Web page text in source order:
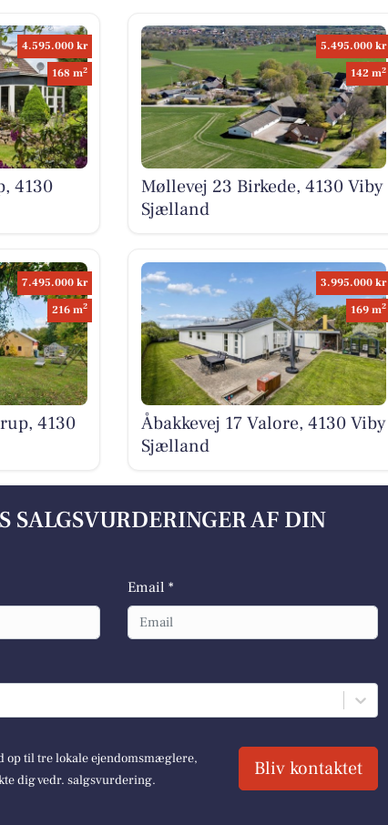
4.595.000 kr
168 m2
4130
5.495.000 kr
142 m2
Møllevej 23 Birkede, 4130 Viby
Sjælland
7.495.000 kr
216 m2
4130
3.995.000 kr
169 m2
Åbakkevej 17 Valore, 4130 Viby
Sjælland
SALGSVURDERINGER AF DIN
Email *
op til tre lokale ejendomsmæglere,
dig vedr. salgsvurdering.
Bliv kontaktet